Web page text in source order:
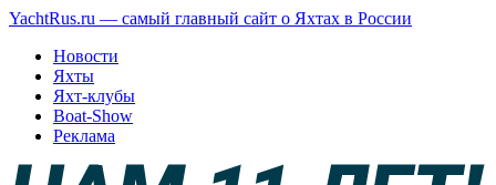
YachtRus.ru — самый главный сайт о Яхтах в России
Новости
Яхты
Яхт-клубы
Boat-Show
Реклама